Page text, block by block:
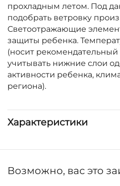
прохладным летом. Под
подобрать ветровку
Светоотражающие
защиты ребенка.
(носит
учитывать нижние слои
активности ребенка,
региона).
Характеристики
Возможно, вас это